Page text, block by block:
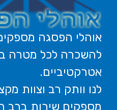
אוהלי הפסגה
להשכרה לכל מטרה
אטרקטיביים.
לנו וותק רב וצוות
מספקים שירות ברב